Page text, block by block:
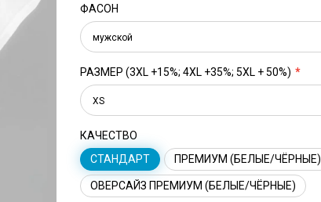
ФАСОН
мужской
РАЗМЕР (3XL +15%; 4XL +35%; 5XL + 50%)
XS
КАЧЕСТВО
СТАНДАРТ
ПРЕМИУМ (БЕЛЫЕ/ЧЁРНЫЕ)
ОВЕРСАЙЗ ПРЕМИУМ (БЕЛЫЕ/ЧЁРНЫЕ)